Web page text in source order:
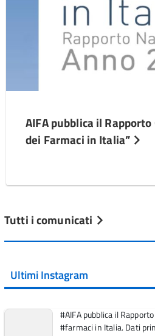
AIFA pubblica il Rapporto
dei Farmaci in Italia”
Tutti i comunicati
Ultimi Instagram
#AIFA pubblica il
#farmaci in Italia. Dati